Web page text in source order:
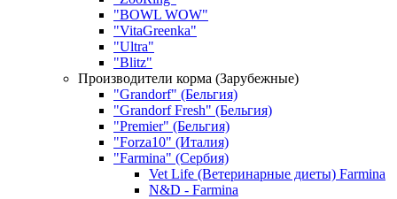
"BOWL WOW"
"VitaGreenka"
"Ultra"
"Blitz"
Производители корма (Зарубежные)
"Grandorf" (Бельгия)
"Grandorf Fresh" (Бельгия)
"Premier" (Бельгия)
"Forza10" (Италия)
"Farmina" (Сербия)
Vet Life (Ветеринарные диеты) Farmina
N&D - Farmina